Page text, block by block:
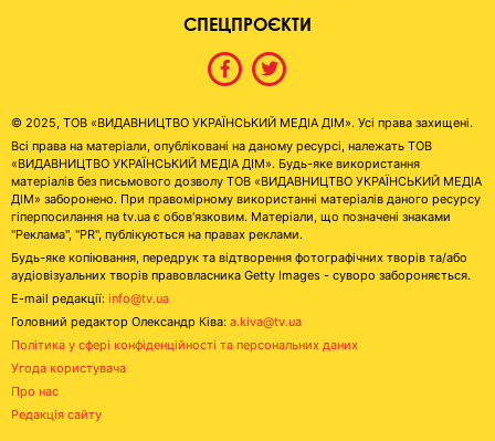
СПЕЦПРОЄКТИ
© 2025, ТОВ «ВИДАВНИЦТВО УКРАЇНСЬКИЙ МЕДІА ДІМ». Усі права захищені.
Всі права на матеріали, опубліковані на даному ресурсі, належать ТОВ
«ВИДАВНИЦТВО УКРАЇНСЬКИЙ МЕДІА ДІМ». Будь-яке використання
матеріалів без письмового дозволу ТОВ «ВИДАВНИЦТВО УКРАЇНСЬКИЙ МЕДІА
ДІМ» заборонено. При правомірному використанні матеріалів даного ресурсу
гіперпосилання на tv.ua є обов'язковим. Матеріали, що позначені знаками
"Реклама", "PR", публікуються на правах реклами.
Будь-яке копіювання, передрук та відтворення фотографічних творів та/або
аудіовізуальних творів правовласника Getty Images - суворо забороняється.
E-mail редакції: info@tv.ua
Головний редактор Олександр Ківа: a.kiva@tv.ua
Політика у сфері конфіденційності та персональних даних
Угода користувача
Про нас
Редакція сайту